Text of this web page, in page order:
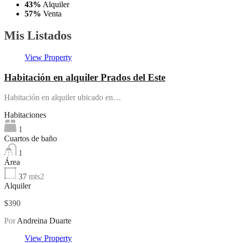
43% Alquiler
57% Venta
Mis Listados
View Property
Habitación en alquiler Prados del Este
Habitación en alquiler ubicado en…
Habitaciones
1
Cuartos de baño
1
Área
37 mts2
Alquiler
$390
Por Andreina Duarte
View Property